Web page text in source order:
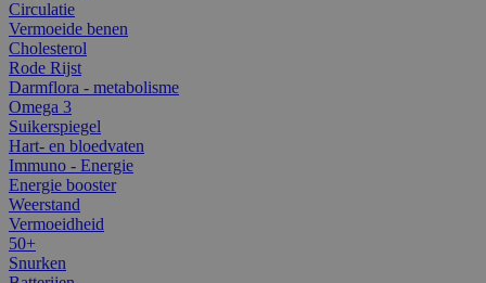
Circulatie
Vermoeide benen
Cholesterol
Rode Rijst
Darmflora - metabolisme
Omega 3
Suikerspiegel
Hart- en bloedvaten
Immuno - Energie
Energie booster
Weerstand
Vermoeidheid
50+
Snurken